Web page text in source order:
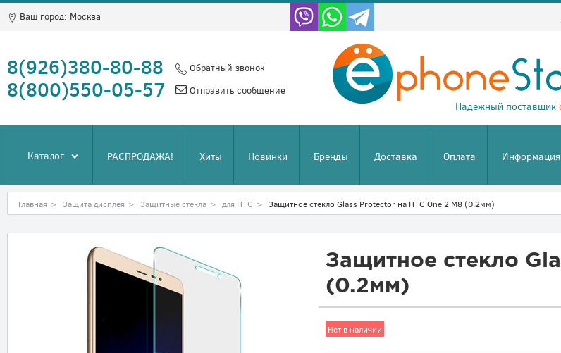
Ваш город: Москва
8(926)380-80-88
8(800)550-05-57
Обратный звонок
Отправить сообщение
Надёжный поставщик
Каталог РАСПРОДАЖА! Хиты Новинки Бренды Доставка Оплата Информация
Главная > Защита дисплея > Защитные стекла > для HTC > Защитное стекло Glass Protector на HTC One 2 M8 (0.2мм)
Защитное стекло
(0.2мм)
Нет в наличии